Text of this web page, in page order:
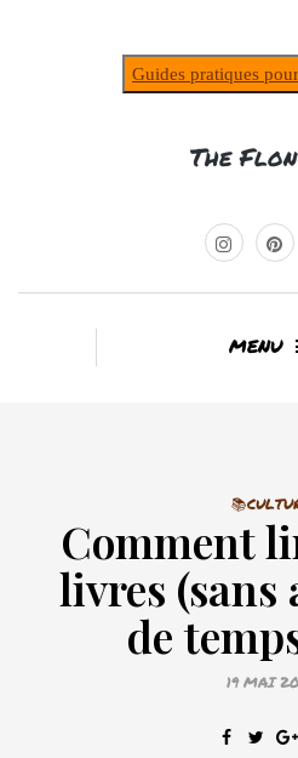
Guides pratiques
The
MENU
Comment
livres (sans
de
19 MAI